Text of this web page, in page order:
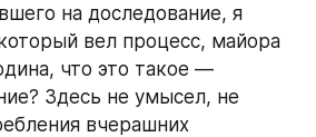
на доследование, я
вел процесс, майора
что это такое —
Здесь не умысел, не
вчерашних